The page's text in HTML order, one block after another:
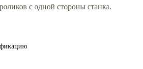
с одной стороны станка.